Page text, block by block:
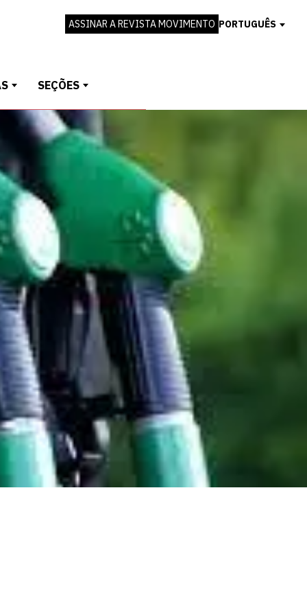
ASSINAR A REVISTA MOVIMENTO PORTUGUÊS
SEÇÕES